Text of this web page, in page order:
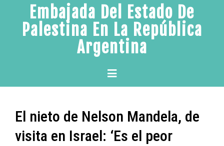
content
Embajada Del Estado De
Palestina En La República
Argentina
Primary
Menu
El nieto de Nelson Mandela, de
visita en Israel: ‘Es el peor